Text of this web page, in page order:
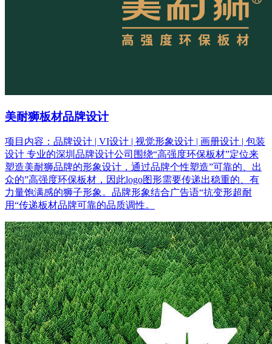
美耐狮板材品牌设计
项目内容：品牌设计 | VI设计 | 视觉形象设计 | 画册设计 | 包装
设计 专业的深圳品牌设计公司围绕“高强度环保板材”定位来
塑造美耐狮品牌的形象设计，通过品牌个性塑造”可靠的、出
众的”高强度环保板材，因此logo图形需要传递出稳重的、有
力量饱满感的狮子形象。品牌形象结合广告语“抗变形超耐
用“传递板材品牌可靠的品质调性。